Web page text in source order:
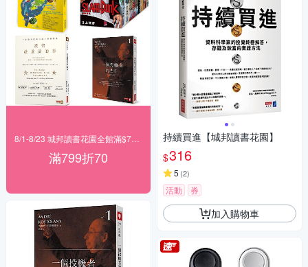
滿799折70
持續買進【城邦讀書花園】
$316
5 (2)
活動 券
加入購物車